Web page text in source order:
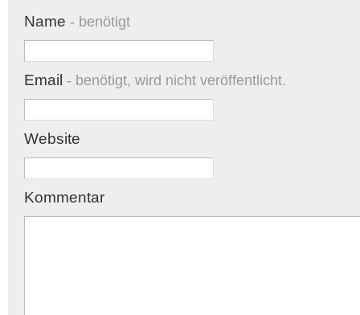
Name - benötigt
Email - benötigt, wird nicht veröffentlicht.
Website
Kommentar